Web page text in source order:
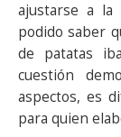
ajustarse a la
podido saber
de patatas
cuestión
aspectos, es
para quien